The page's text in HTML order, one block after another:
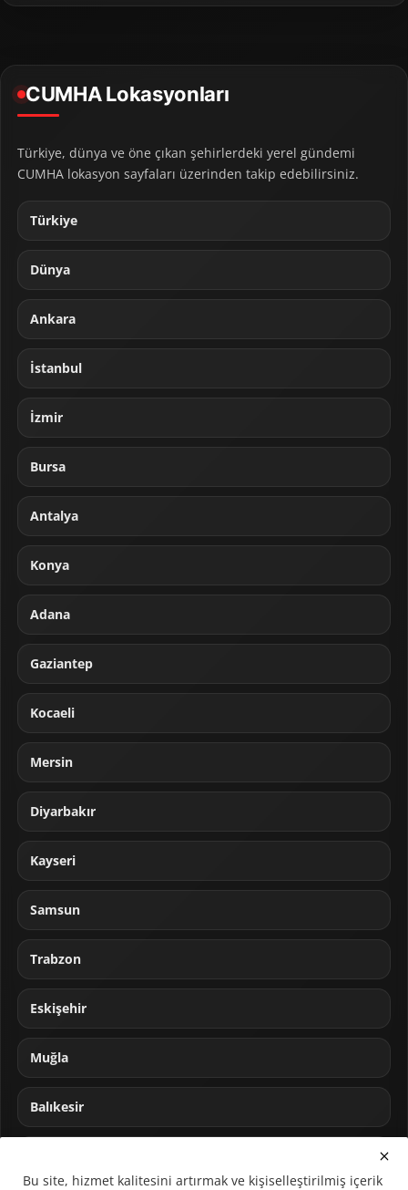
CUMHA Lokasyonları
Türkiye, dünya ve öne çıkan şehirlerdeki yerel gündemi
CUMHA lokasyon sayfaları üzerinden takip edebilirsiniz.
Türkiye
Dünya
Ankara
İstanbul
İzmir
Bursa
Antalya
Konya
Adana
Gaziantep
Kocaeli
Mersin
Diyarbakır
Kayseri
Samsun
Trabzon
Eskişehir
Muğla
Balıkesir
Bu site, hizmet kalitesini artırmak ve kişiselleştirilmiş içerik